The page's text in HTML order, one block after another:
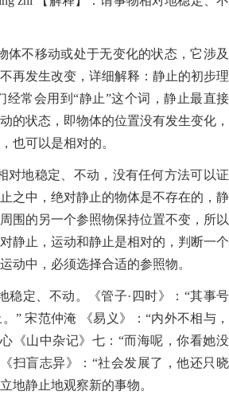
体不移动或处于无变化的状态，它涉及
再发生改变，详细解释：静止的初步理
经常会用到“静止”这个词，静止最直接
的状态，即物体的位置没有发生变化，
也可以是相对的。
对地稳定、不动，没有任何方法可以证
之中，绝对静止的物体是不存在的，静
围的另一个参照物保持位置不变，所以
静止，运动和静止是相对的，判断一个
动中，必须选择合适的参照物。
稳定、不动。《管子·四时》：“其事号
” 宋范仲淹 《易义》：“内外不相与，
《山中杂记》七：“而海呢，你看她没
扫盲志异》：“社会发展了，他还只晓
地静止地观察新的事物。